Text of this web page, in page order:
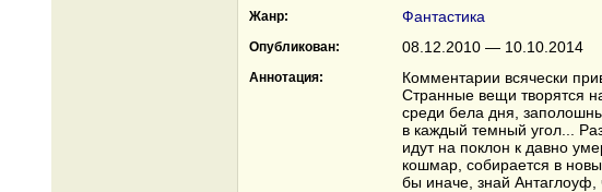
Жанр: Фантастика
Опубликован: 08.12.2010 — 10.10.2014
Аннотация:
Комментарии всячески
Странные вещи творятся
среди бела дня,
в каждый темный угол...
идут на поклон к давно
кошмар, собирается в
бы иначе, знай